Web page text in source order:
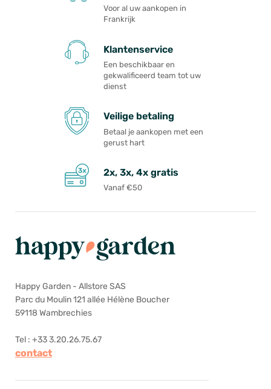
Voor al uw aankopen in
Frankrijk
Klantenservice
Een beschikbaar en
gekwalificeerd team tot uw
dienst
Veilige betaling
Betaal je aankopen met een
gerust hart
2x, 3x, 4x gratis
Vanaf €50
Happy Garden - Allstore SAS
Parc du Moulin 121 allée Hélène Boucher
59118 Wambrechies
Tel : +33 3.20.26.75.67
contact